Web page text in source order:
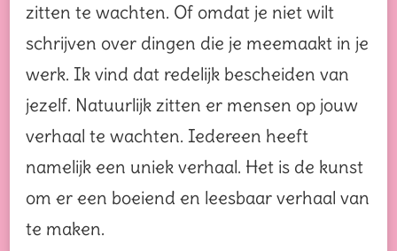
zitten te wachten. Of omdat je niet wilt
schrijven over dingen die je meemaakt in je
werk. Ik vind dat redelijk bescheiden van
jezelf. Natuurlijk zitten er mensen op jouw
verhaal te wachten. Iedereen heeft
namelijk een uniek verhaal. Het is de kunst
om er een boeiend en leesbaar verhaal van
te maken.